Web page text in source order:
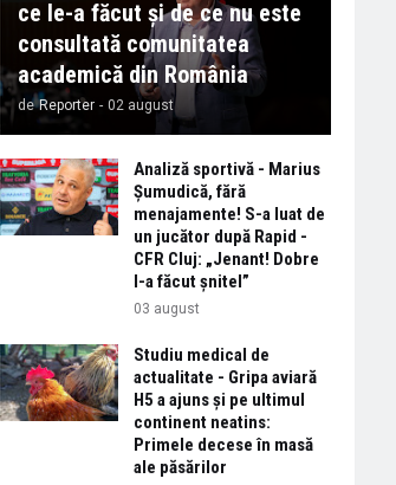
ce le-a făcut și de ce nu este
consultată comunitatea
academică din România
de Reporter - 02 august
Analiză sportivă - Marius
Șumudică, fără
menajamente! S-a luat de
un jucător după Rapid -
CFR Cluj: „Jenant! Dobre
l-a făcut șnitel”
03 august
Studiu medical de
actualitate - Gripa aviară
H5 a ajuns și pe ultimul
continent neatins:
Primele decese în masă
ale păsărilor